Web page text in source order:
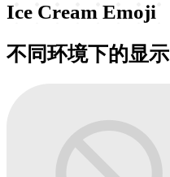
Ice Cream Emoji
不同环境下的显示